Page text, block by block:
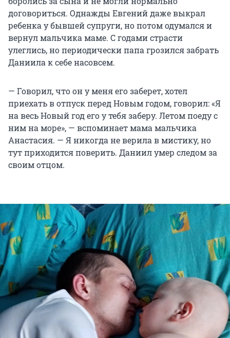
договориться. Однажды Евгений даже выкрал
ребенка у бывшей супруги, но потом одумался и
вернул мальчика маме. С годами страсти
улеглись, но периодически папа грозился забрать
Даниила к себе насовсем.
— Говорил, что он у меня его заберет, хотел
приехать в отпуск перед Новым годом, говорил: «Я
на весь Новый год его у тебя заберу. Летом поеду с
ним на море», — вспоминает мама мальчика
Анастасия. — Я никогда не верила в мистику, но
тут приходится поверить. Даниил умер следом за
своим отцом.